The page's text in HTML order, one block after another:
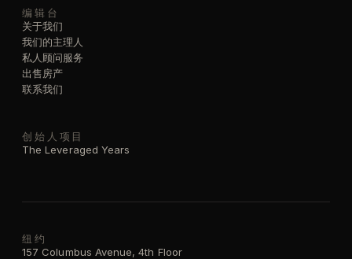
编辑台
关于我们
我们的主理人
私人顾问服务
出售房产
联系我们
创始人项目
The Leveraged Years
纽约
157 Columbus Avenue, 4th Floor